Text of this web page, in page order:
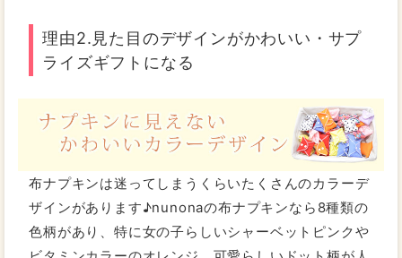
理由2.見た目のデザインがかわいい・サプ
ライズギフトになる
布ナプキンは迷ってしまうくらいたくさんのカラーデ
ザインがあります♪nunonaの布ナプキンなら8種類の
色柄があり、特に女の子らしいシャーベットピンクや